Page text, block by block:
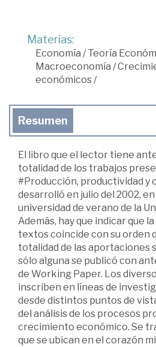
Materias:
Economía /Teoría
Macroeconomía /
económicos/
Resumen
El libro que el lector tiene
totalidad de los trabajos
#Producción, productividad y
desarrolló en julio del 2002,
universidad de verano de la
Además, hay que indicar que
textos coincide con su orden
totalidad de las aportaciones
sólo alguna se publicó con
de Working Paper. Los
inscriben en líneas de
desde distintos puntos de
del análisis de los procesos
crecimiento económico. Se
que se ubican en el corazón